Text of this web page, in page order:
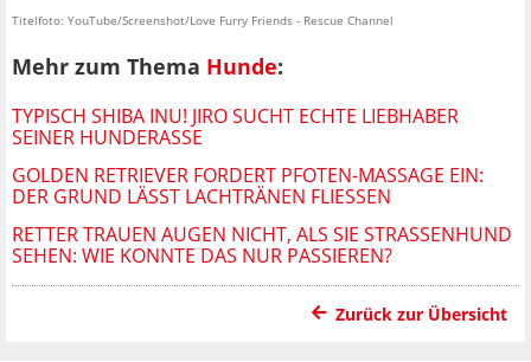
Titelfoto: YouTube/Screenshot/Love Furry Friends - Rescue Channel
Mehr zum Thema Hunde:
TYPISCH SHIBA INU! JIRO SUCHT ECHTE LIEBHABER
SEINER HUNDERASSE
GOLDEN RETRIEVER FORDERT PFOTEN-MASSAGE EIN:
DER GRUND LÄSST LACHTRÄNEN FLIESSEN
RETTER TRAUEN AUGEN NICHT, ALS SIE STRASSENHUND S
EHEN: WIE KONNTE DAS NUR PASSIEREN?
Zurück zur Übersicht